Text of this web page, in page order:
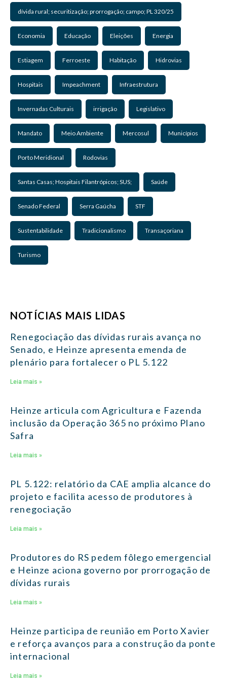
dívida rural; securitização; prorrogação; campo; PL 320/25
Economia Educação Eleições Energia
Estiagem Ferroeste Habitação Hidrovias
Hospitais Impeachment Infraestrutura
Invernadas Culturais irrigação Legislativo
Mandato Meio Ambiente Mercosul Municípios
Porto Meridional Rodovias
Santas Casas; Hospitais Filantrópicos; SUS; Saúde
Senado Federal Serra Gaúcha STF
Sustentabilidade Tradicionalismo Transaçoriana
Turismo
NOTÍCIAS MAIS LIDAS
Renegociação das dívidas rurais avança no
Senado, e Heinze apresenta emenda de
plenário para fortalecer o PL 5.122
Leia mais »
Heinze articula com Agricultura e Fazenda
inclusão da Operação 365 no próximo Plano
Safra
Leia mais »
PL 5.122: relatório da CAE amplia alcance do
projeto e facilita acesso de produtores à
renegociação
Leia mais »
Produtores do RS pedem fôlego emergencial
e Heinze aciona governo por prorrogação de
dívidas rurais
Leia mais »
Heinze participa de reunião em Porto Xavier
e reforça avanços para a construção da ponte
internacional
Leia mais »